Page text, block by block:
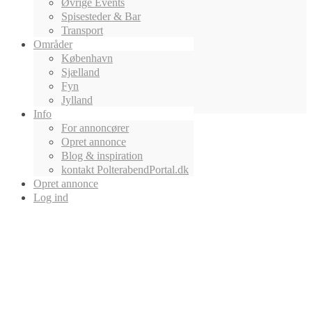
Spisesteder & Bar
Transport
Områder
København
Sjælland
Fyn
Jylland
Info
For annoncører
Opret annonce
Blog & inspiration
kontakt PolterabendPortal.dk
Opret annonce
Log ind